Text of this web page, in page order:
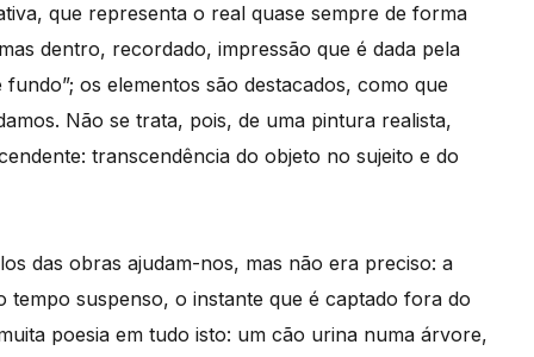
que representa o real quase sempre de forma
dentro, recordado, impressão que é dada pela
os elementos são destacados, como que
Não se trata, pois, de uma pintura realista,
transcendência do objeto no sujeito e do
das obras ajudam-nos, mas não era preciso: a
suspenso, o instante que é captado fora do
poesia em tudo isto: um cão urina numa árvore,